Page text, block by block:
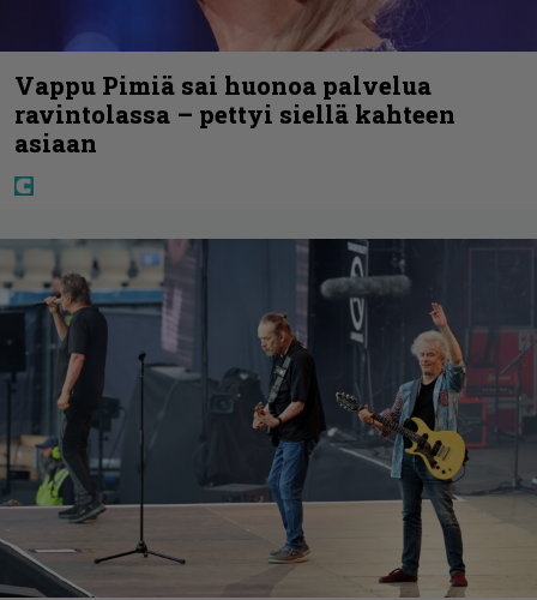
Vappu Pimiä sai huonoa palvelua
ravintolassa – pettyi siellä kahteen
asiaan